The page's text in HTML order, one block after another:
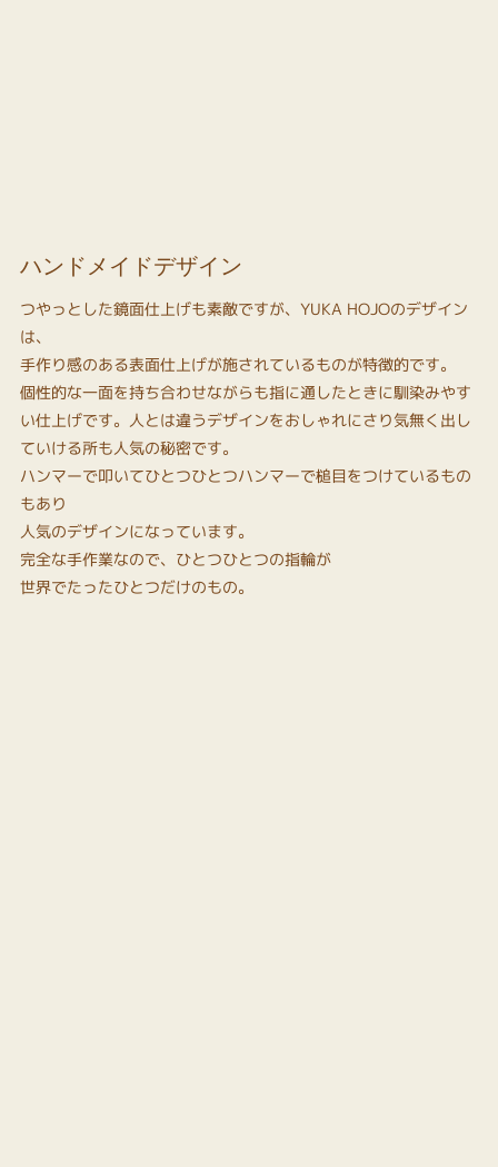
ハンドメイドデザイン
つやっとした鏡面仕上げも素敵ですが、YUKA HOJOのデザイン
は、
手作り感のある表面仕上げが施されているものが特徴的です。
個性的な一面を持ち合わせながらも指に通したときに馴染みやす
い仕上げです。人とは違うデザインをおしゃれにさり気無く出し
ていける所も人気の秘密です。
ハンマーで叩いてひとつひとつハンマーで槌目をつけているもの
もあり
人気のデザインになっています。
完全な手作業なので、ひとつひとつの指輪が
世界でたったひとつだけのもの。